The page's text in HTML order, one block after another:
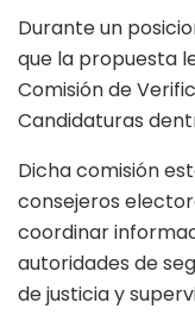
Durante un
que la propuesta
Comisión de
Candidaturas
Dicha comisión
consejeros
coordinar
autoridades de
de justicia y